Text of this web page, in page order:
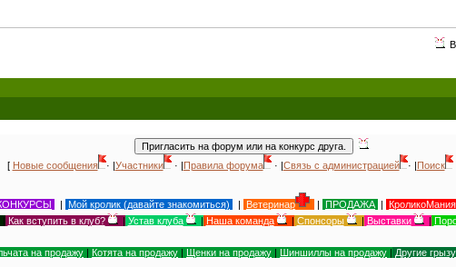
Всемирный
[ Новые сообщения · |Участники · |Правила форума · |Связь с администрацией · |Поиск
| Мой кролик (давайте знакомиться) | Ветеринар | ПРОДАЖА | КроликоМания
| Как вступить в клуб? | Устав клуба | Наша команда | Спонсоры | Выставки |
на продажу | Котята на продажу | Щенки на продажу | Шиншиллы на продажу | Другие